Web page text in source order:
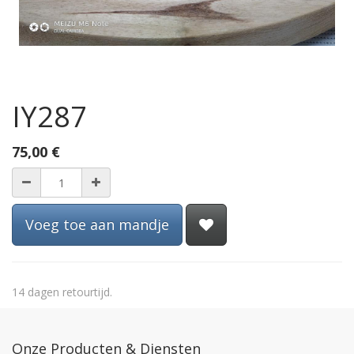
IY287
75,00 €
Voeg toe aan mandje
14 dagen retourtijd.
Onze Producten & Diensten